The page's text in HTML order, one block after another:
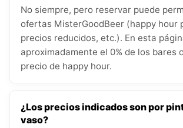
No siempre, pero reservar puede
ofertas MisterGoodBeer (happy hour
precios reducidos, etc.). En esta
aproximadamente el 0% de los bares
precio de happy hour.
¿Los precios indicados son por
vaso?